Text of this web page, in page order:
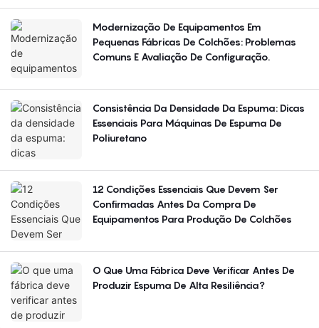
Modernização De Equipamentos Em
Pequenas Fábricas De Colchões: Problemas
Comuns E Avaliação De Configuração.
Consistência Da Densidade Da Espuma: Dicas
Essenciais Para Máquinas De Espuma De
Poliuretano
12 Condições Essenciais Que Devem Ser
Confirmadas Antes Da Compra De
Equipamentos Para Produção De Colchões
O Que Uma Fábrica Deve Verificar Antes De
Produzir Espuma De Alta Resiliência?